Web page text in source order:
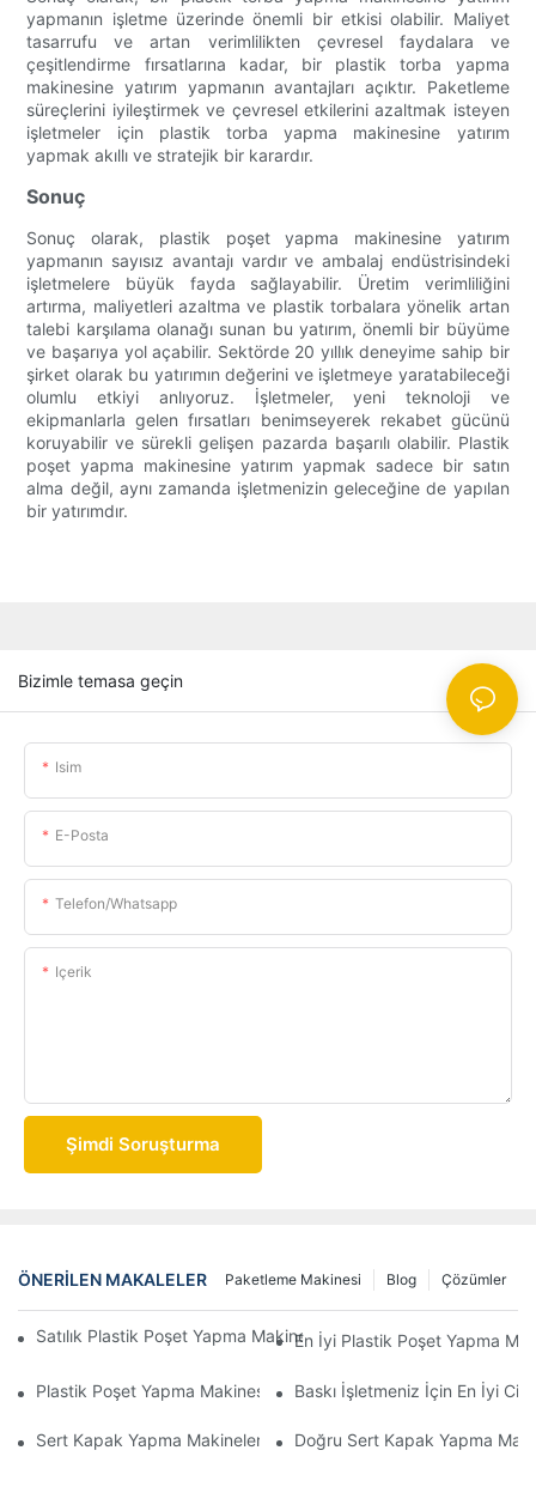
yapmanın işletme üzerinde önemli bir etkisi olabilir. Maliyet
tasarrufu ve artan verimlilikten çevresel faydalara ve
çeşitlendirme fırsatlarına kadar, bir plastik torba yapma
makinesine yatırım yapmanın avantajları açıktır. Paketleme
süreçlerini iyileştirmek ve çevresel etkilerini azaltmak isteyen
işletmeler için plastik torba yapma makinesine yatırım
yapmak akıllı ve stratejik bir karardır.
Sonuç
Sonuç olarak, plastik poşet yapma makinesine yatırım
yapmanın sayısız avantajı vardır ve ambalaj endüstrisindeki
işletmelere büyük fayda sağlayabilir. Üretim verimliliğini
artırma, maliyetleri azaltma ve plastik torbalara yönelik artan
talebi karşılama olanağı sunan bu yatırım, önemli bir büyüme
ve başarıya yol açabilir. Sektörde 20 yıllık deneyime sahip bir
şirket olarak bu yatırımın değerini ve işletmeye yaratabileceği
olumlu etkiyi anlıyoruz. İşletmeler, yeni teknoloji ve
ekipmanlarla gelen fırsatları benimseyerek rekabet gücünü
koruyabilir ve sürekli gelişen pazarda başarılı olabilir. Plastik
poşet yapma makinesine yatırım yapmak sadece bir satın
alma değil, aynı zamanda işletmenizin geleceğine de yapılan
bir yatırımdır.
Bizimle temasa geçin
Isim
E-Posta
Telefon/whatsapp
Içerik
Şimdi Soruşturma
ÖNERILEN MAKALELER Çözümler
Blog
Paketleme Makinesi
Satılık Plastik Poşet Yapma Makinesi ile Paketleme Sürecinizi
En İyi Plastik Poşet Yapma
Plastik Poşet Yapma Makinesi Üreticisini Seçmek İçin En İyi
Baskı İşletmeniz İçin En İyi
Sert Kapak Yapma Makineleri İçin Nihai Kılavuz: Bilmeniz
Doğru Sert Kapak Yapma